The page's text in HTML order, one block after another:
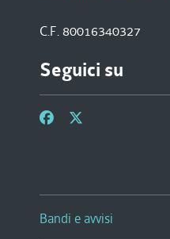
C.F. 80016340327
Seguici su
Bandi e avvisi